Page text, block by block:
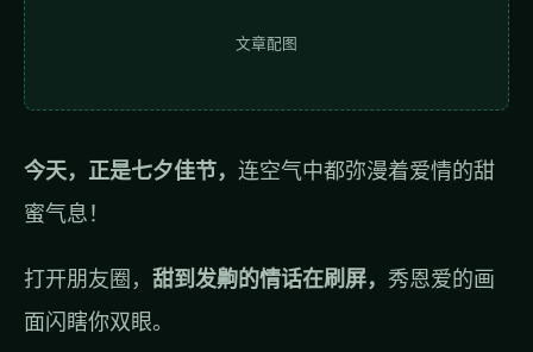
文章配图
今天，正是七夕佳节， 连空气中都弥漫着爱情的甜
蜜气息！
打开朋友圈， 甜到发齁的情话在刷屏， 秀恩爱的画
面闪瞎你双眼。